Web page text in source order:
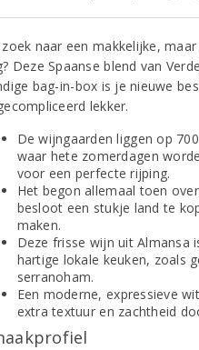
zoek naar een makkelijke,
Deze Spaanse blend van
bag-in-box is je nieuwe
lekker.
De wijngaarden liggen op
waar hete zomerdagen
voor een perfecte rijping.
Het begon allemaal toen
besloot een stukje land te
maken.
Deze frisse wijn uit Almansa
hartige lokale keuken, zoals
serranoham.
Een moderne, expressieve
extra textuur en zachtheid